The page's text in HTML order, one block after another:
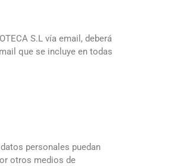
S.L vía email, deberá
que se incluye en todas
personales puedan
otros medios de